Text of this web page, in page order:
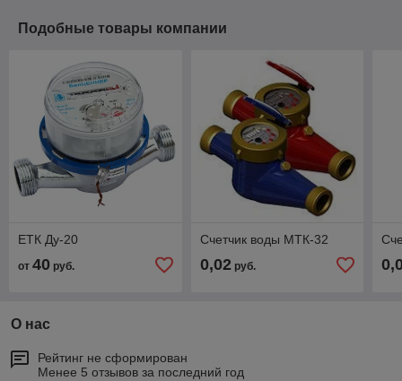
Подобные товары компании
ETК Ду-20
от 40 руб.
Счетчик воды МТК-32
0,02руб.
О нас
Рейтинг не сформирован
Менее 5 отзывов за последний год